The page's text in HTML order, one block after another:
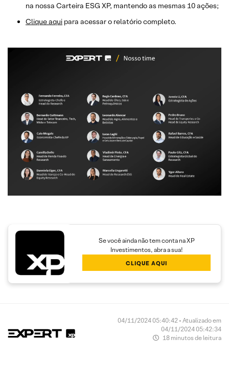
na nossa Carteira ESG XP, mantendo as mesmas 10 ações;
Clique aqui para acessar o relatório completo.
Se você ainda não tem conta na XP
Investimentos, abra a sua!
CLIQUE AQUI
04/11/2024 05:40:42 • Atualizado em
04/11/2024 05:42:34
18 minutos de leitura